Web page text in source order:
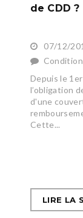
de CDD ?
07/12/
Depuis le
l’obligation
d'une
Cette...
LIRE LA